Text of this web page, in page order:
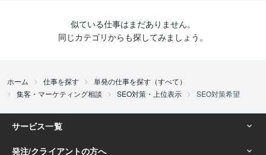
似ている仕事はまだありません。
同じカテゴリからも探してみましょう。
ホーム 仕事を探す
単発の仕事を探す（すべて）
集客・マーケティング相談
SEO対策・上位表示 SEO対策希望